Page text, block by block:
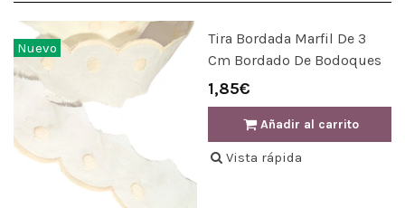
Nuevo
Tira Bordada Marfil De 3
Cm Bordado De Bodoques
1,85€
Añadir al carrito
Vista rápida